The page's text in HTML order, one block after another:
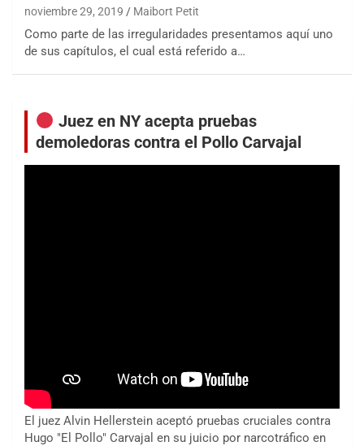
noviembre 29, 2019 Maibort Petit
Como parte de las irregularidades presentamos aquí uno
de sus capítulos, el cual está referido a…
Juez en NY acepta pruebas
demoledoras contra el Pollo Carvajal
El juez Alvin Hellerstein aceptó pruebas cruciales contra
Hugo "El Pollo" Carvajal en su juicio por narcotráfico en